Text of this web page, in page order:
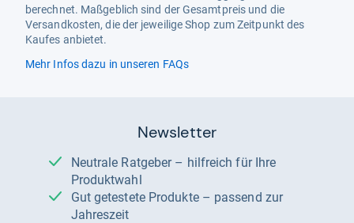
berechnet. Maßgeblich sind der Gesamtpreis und die
Versandkosten, die der jeweilige Shop zum Zeitpunkt des
Kaufes anbietet.
Mehr Infos dazu in unseren FAQs
Newsletter
Neutrale Ratgeber – hilfreich für Ihre
Produktwahl
Gut getestete Produkte – passend zur
Jahreszeit